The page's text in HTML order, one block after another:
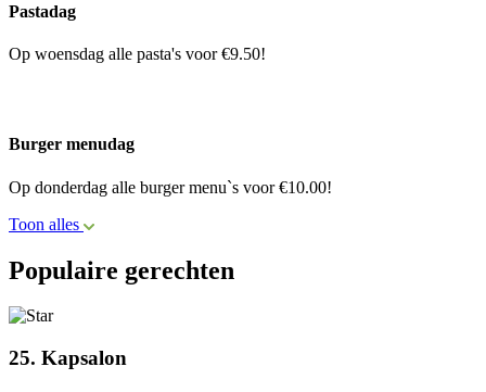
Pastadag
Op woensdag alle pasta's voor €9.50!
Burger menudag
Op donderdag alle burger menu`s voor €10.00!
Toon alles
Populaire gerechten
25. Kapsalon